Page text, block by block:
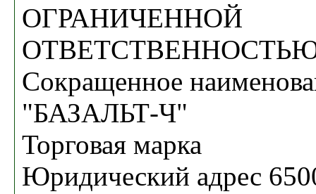
ОГРАНИЧЕННОЙ
Сокращенное
"БАЗАЛЬТ-Ч"
Торговая марка
Юридический адрес